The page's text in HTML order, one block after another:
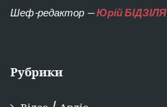
Шеф-редактор —Юрій БІДЗІЛЯ
Рубрики